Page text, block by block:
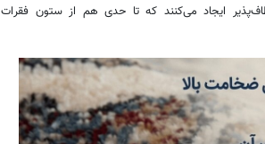
ایجاد می‌کنند که تا حدی هم از ستون فقرات